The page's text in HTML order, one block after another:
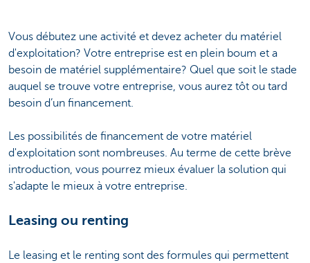
Vous débutez une activité et devez acheter du matériel
d'exploitation? Votre entreprise est en plein boum et a
besoin de matériel supplémentaire? Quel que soit le stade
auquel se trouve votre entreprise, vous aurez tôt ou tard
besoin d’un financement.
Les possibilités de financement de votre matériel
d'exploitation sont nombreuses. Au terme de cette brève
introduction, vous pourrez mieux évaluer la solution qui
s'adapte le mieux à votre entreprise.
Leasing ou renting
Le leasing et le renting sont des formules qui permettent